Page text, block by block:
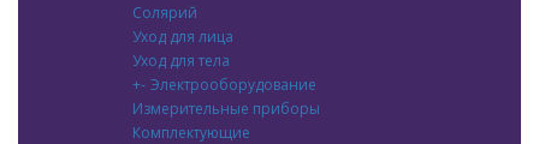
Солярий
Уход для лица
Уход для тела
+- Электрооборудование
Измерительные приборы
Комплектующие